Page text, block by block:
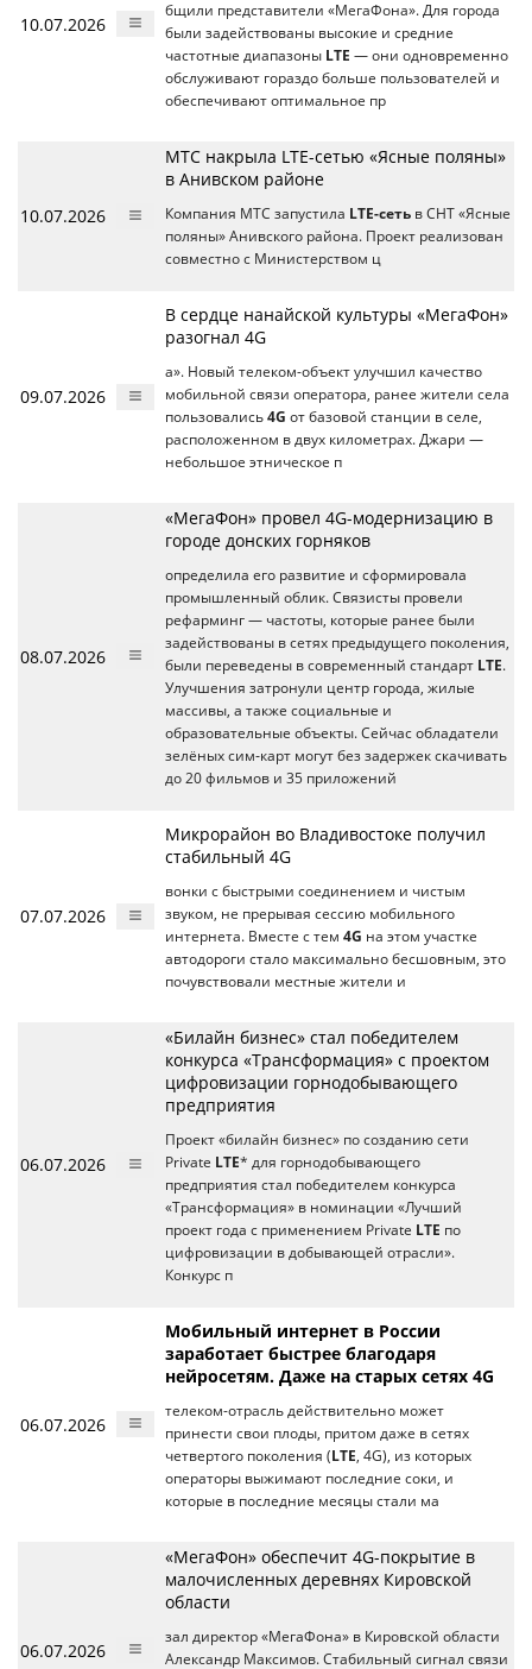
10.07.2026
бщили представители «МегаФона». Для города
были задействованы высокие и средние
частотные диапазоны LTE — они одновременно
обслуживают гораздо больше пользователей и
обеспечивают оптимальное пр
10.07.2026
МТС накрыла LTE-сетью «Ясные поляны»
в Анивском районе
Компания МТС запустила LTE-сеть в СНТ «Ясные
поляны» Анивского района. Проект реализован
совместно с Министерством ц
09.07.2026
В сердце нанайской культуры «МегаФон»
разогнал 4G
а». Новый телеком-объект улучшил качество
мобильной связи оператора, ранее жители села
пользовались 4G от базовой станции в селе,
расположенном в двух километрах. Джари —
небольшое этническое п
08.07.2026
«МегаФон» провел 4G-модернизацию в
городе донских горняков
определила его развитие и сформировала
промышленный облик. Связисты провели
рефарминг — частоты, которые ранее были
задействованы в сетях предыдущего поколения,
были переведены в современный стандарт LTE.
Улучшения затронули центр города, жилые
массивы, а также социальные и
образовательные объекты. Сейчас обладатели
зелёных сим‑карт могут без задержек скачивать
до 20 фильмов и 35 приложений
07.07.2026
Микрорайон во Владивостоке получил
стабильный 4G
вонки с быстрыми соединением и чистым
звуком, не прерывая сессию мобильного
интернета. Вместе с тем 4G на этом участке
автодороги стало максимально бесшовным, это
почувствовали местные жители и
06.07.2026
«Билайн бизнес» стал победителем
конкурса «Трансформация» с проектом
цифровизации горнодобывающего
предприятия
Проект «билайн бизнес» по созданию сети
Private LTE* для горнодобывающего
предприятия стал победителем конкурса
«Трансформация» в номинации «Лучший
проект года с применением Private LTE по
цифровизации в добывающей отрасли».
Конкурс п
06.07.2026
Мобильный интернет в России
заработает быстрее благодаря
нейросетям. Даже на старых сетях 4G
телеком-отрасль действительно может
принести свои плоды, притом даже в сетях
четвертого поколения (LTE , 4G), из которых
операторы выжимают последние соки, и
которые в последние месяцы стали ма
06.07.2026
«МегаФон» обеспечит 4G-покрытие в
малочисленных деревнях Кировской
области
зал директор «МегаФона» в Кировской области
Александр Максимов. Стабильный сигнал связи